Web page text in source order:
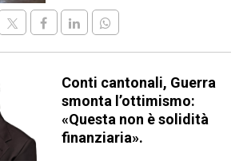
Conti cantonali, Guerra
smonta l’ottimismo:
«Questa non è solidità
finanziaria».